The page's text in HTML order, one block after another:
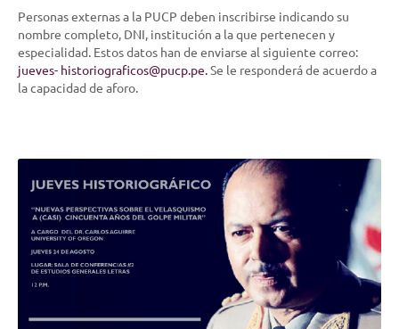
Personas externas a la PUCP deben inscribirse indicando su
nombre completo, DNI, institución a la que pertenecen y
especialidad. Estos datos han de enviarse al siguiente correo:
jueves- historiograficos@pucp.pe.Se le responderá de acuerdo a
la capacidad de aforo.